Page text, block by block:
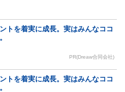
トを着実に成長。実はみんなココ
PR(Dreaw合同会社)
トを着実に成長。実はみんなココ